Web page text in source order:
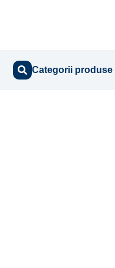
Categorii produse